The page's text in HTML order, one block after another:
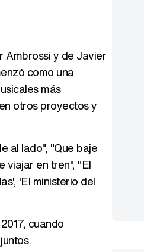
Ambrossi y de Javier
como una
más
otros proyectos y
al lado", "Que baje
viajar en tren", "El
'El ministerio del
cuando